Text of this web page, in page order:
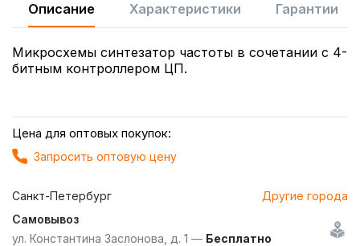
Описание Характеристики Гарантии
Микросхемы синтезатор частоты в сочетании с 4-
битным контроллером ЦП.
Цена для оптовых покупок:
Запросить оптовую цену
Санкт-Петербург
Другие города
Самовывоз
ул. Константина Заслонова, д. 1 — Бесплатно